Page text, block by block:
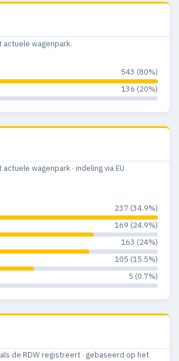
46 43
actuele wagenpark.
543 (80%)
136 (20%)
wagenpark · indeling via EU
237 (34.9%)
169 (24.9%)
163 (24%)
105 (15.5%)
5 (0.7%)
de RDW registreert · gebaseerd op het